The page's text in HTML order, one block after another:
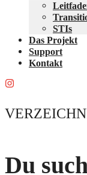
STIs
Das Projekt
Support
Kontakt
Du